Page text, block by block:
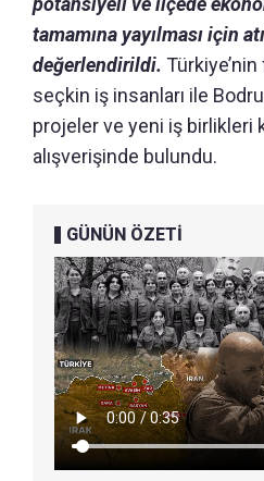
tamamına yayılması için
değerlendirildi.
seçkin iş insanları ile
projeler ve yeni iş birlikleri
alışverişinde bulundu.
GÜNÜN ÖZETİ